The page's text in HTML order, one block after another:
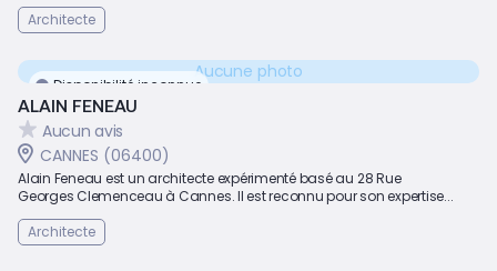
Architecte
Disponibilité inconnue
Aucune photo
ALAIN FENEAU
Aucun avis
CANNES (06400)
Alain Feneau est un architecte expérimenté basé au 28 Rue
Georges Clemenceau à Cannes. Il est reconnu pour son expertise...
Architecte